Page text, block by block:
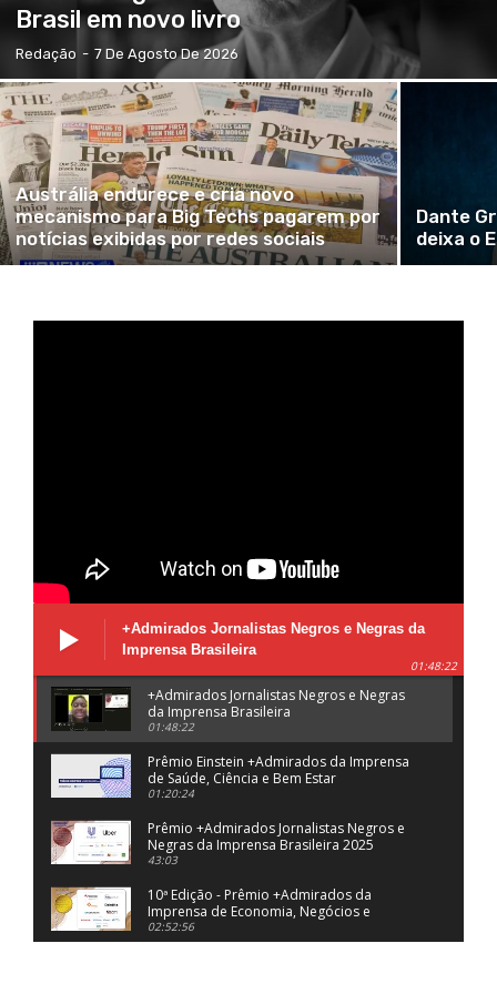
Brasil em novo livro
Redação - 7 De Agosto De 2026
Austrália endurece e cria novo
mecanismo para Big Techs pagarem por
notícias exibidas por redes sociais
Dante
deixa o
+Admirados Jornalistas Negros e Negras da
Imprensa Brasileira
01:48:22
+Admirados Jornalistas Negros e Negras
da Imprensa Brasileira
01:48:22
Prêmio Einstein +Admirados da Imprensa
de Saúde, Ciência e Bem Estar
01:20:24
Prêmio +Admirados Jornalistas Negros e
Negras da Imprensa Brasileira 2025
43:03
10ª Edição - Prêmio +Admirados da
Imprensa de Economia, Negócios e
Finanças 2025
02:52:56